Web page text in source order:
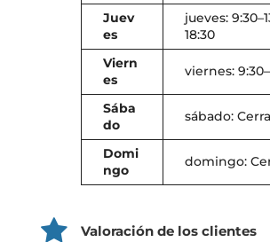
Juev
es
jueves:
18:30
Viern
es
viernes:
Sába
do
sábado:
Domi
ngo
domingo:
Valoración de los clientes